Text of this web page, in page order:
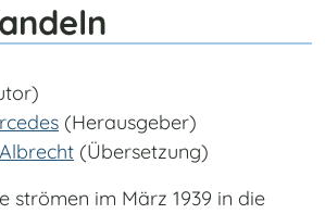
(Herausgeber)
(Übersetzung)
strömen im März 1939 in die